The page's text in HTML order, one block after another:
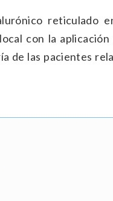
reticulado
con la
de las pacientes